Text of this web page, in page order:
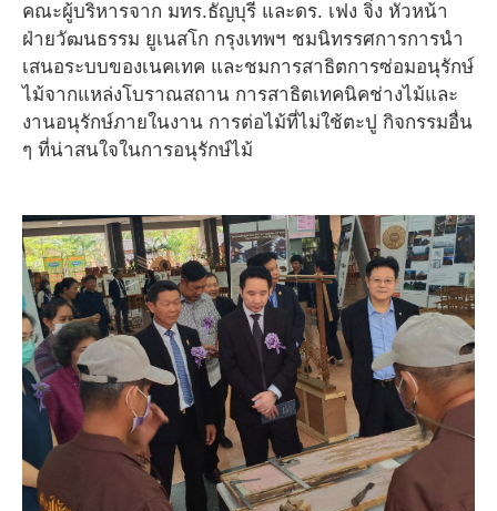
คณะผู้บริหารจาก มทร.ธัญบุรี และดร. เฟง จิ่ง หัวหน้า
ฝ่ายวัฒนธรรม ยูเนสโก กรุงเทพฯ ชมนิทรรศการการนำ
เสนอระบบของเนคเทค และชมการสาธิตการซ่อมอนุรักษ์
ไม้จากแหล่งโบราณสถาน การสาธิตเทคนิคช่างไม้และ
งานอนุรักษ์ภายในงาน การต่อไม้ที่ไม่ใช้ตะปู กิจกรรมอื่น
ๆ ที่น่าสนใจในการอนุรักษ์ไม้